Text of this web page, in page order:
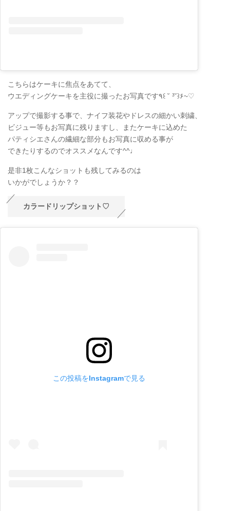
こちらはケーキに焦点をあてて、
ウエディングケーキを主役に撮ったお写真です٩꒰ ˘ ³˘꒱۶~♡
アップで撮影する事で、ナイフ装花やドレスの細かい刺繍、
ビジュー等もお写真に残りますし、またケーキに込めた
パティシエさんの繊細な部分もお写真に収める事が
できたりするのでオススメなんです^^♩
是非1枚こんなショットも残してみるのは
いかがでしょうか？？
カラードリップショット♡
この投稿をInstagramで見る